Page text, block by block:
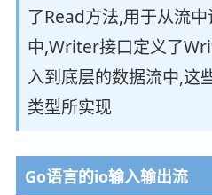
了Read方法,用于从流
中,Writer接口定义了
入到底层的数据流中,这
类型所实现
Go语言的io输入输出流